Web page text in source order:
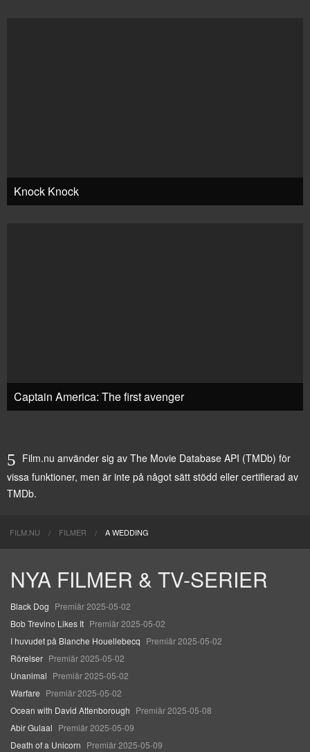
Knock Knock
Captain America: The first avenger
Film.nu använder sig av The Movie Database API (TMDb) för
vissa funktioner, men är inte på något sätt stödd eller certifierad av
TMDb.
FILM.NU FILMER A WEDDING
NYA FILMER & TV-SERIER
Black Dog Premiär 2025-05-02
Bob Trevino Likes It Premiär 2025-05-02
I huvudet på Blanche Houellebecq Premiär 2025-05-02
Rörelser Premiär 2025-05-02
Unanimal Premiär 2025-05-02
Warfare Premiär 2025-05-02
Ocean with David Attenborough Premiär 2025-05-08
Abir Gulaal Premiär 2025-05-09
Death of a Unicorn Premiär 2025-05-09